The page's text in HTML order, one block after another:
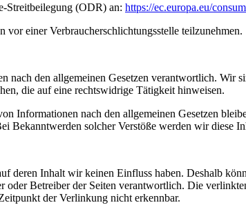
Streitbeilegung (ODR) an: https://ec.europa.eu/
einer Verbraucherschlichtungsstelle teilzunehmen.
nach den allgemeinen Gesetzen verantwortlich. Wir
die auf eine rechtswidrige Tätigkeit hinweisen.
Informationen nach den allgemeinen Gesetzen
Bekanntwerden solcher Verstöße werden wir diese
deren Inhalt wir keinen Einfluss haben. Deshalb
oder Betreiber der Seiten verantwortlich. Die
der Verlinkung nicht erkennbar.